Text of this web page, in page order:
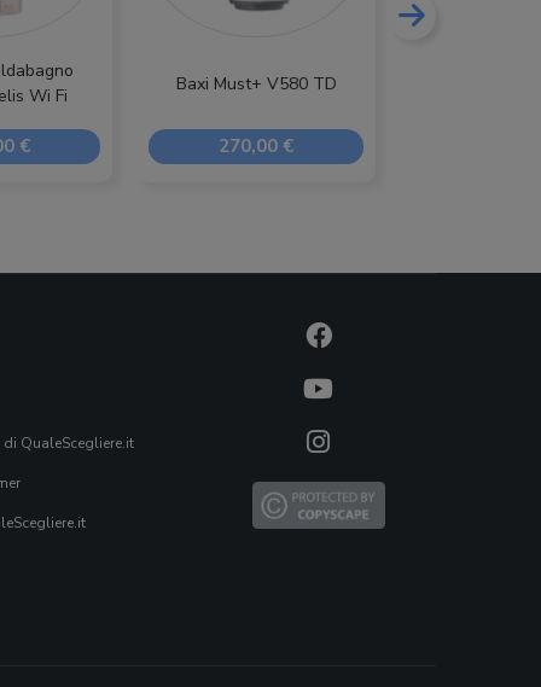
Wi Fi
€
Baxi Must+ V580 TD
270,00 €
QualeScegliere.it